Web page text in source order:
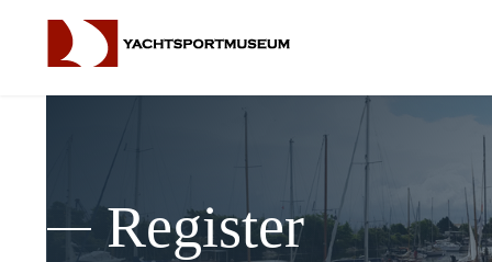
Register